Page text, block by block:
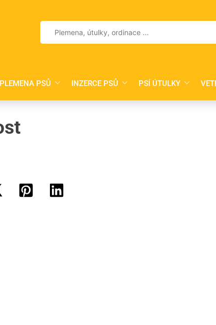
Vyhledávání
PLEMENA PSŮ INZERCE PSŮ PSÍ ÚTULKY